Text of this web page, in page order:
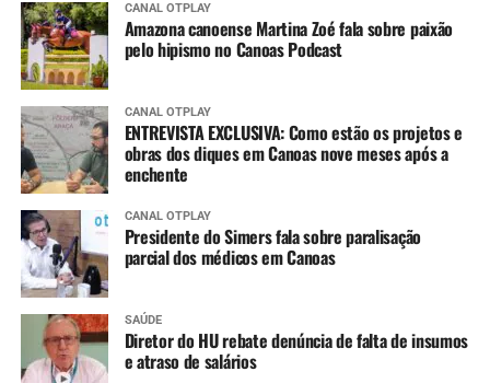
CANAL OTPLAY
Amazona canoense Martina Zoé fala sobre paixão
pelo hipismo no Canoas Podcast
CANAL OTPLAY
ENTREVISTA EXCLUSIVA: Como estão os projetos e
obras dos diques em Canoas nove meses após a
enchente
CANAL OTPLAY
Presidente do Simers fala sobre paralisação
parcial dos médicos em Canoas
SAÚDE
Diretor do HU rebate denúncia de falta de insumos
e atraso de salários